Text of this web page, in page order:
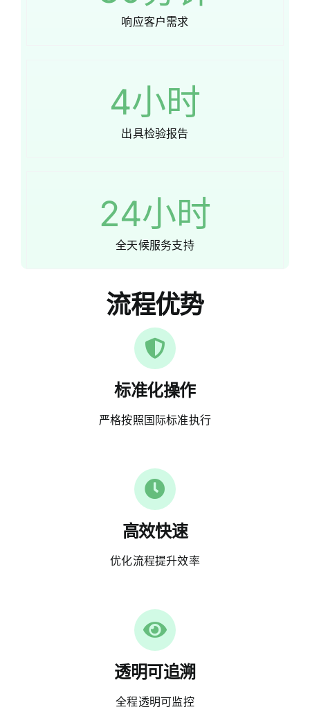
响应客户需求
4小时
出具检验报告
24小时
全天候服务支持
流程优势
标准化操作
严格按照国际标准执行
高效快速
优化流程提升效率
透明可追溯
全程透明可监控